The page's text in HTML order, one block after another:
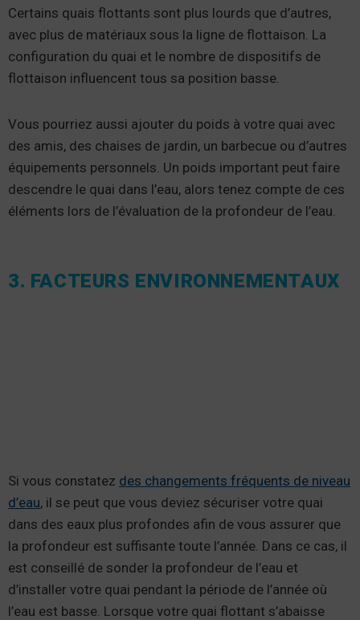
Certains quais flottants sont plus lourds que d’autres,
avec plus de matériaux sous la ligne de flottaison. La
configuration du quai et le nombre de dispositifs de
flottaison influencent tous sa position basse.
Vous pourriez aussi ajouter du poids à votre quai avec
des amis, des chaises de jardin, un barbecue ou d’autres
équipements personnels. Un poids important peut faire
descendre le quai dans l’eau, alors tenez compte de ces
éléments lors de l’évaluation de la profondeur de l’eau.
3. FACTEURS ENVIRONNEMENTAUX
Si vous constatez des changements fréquents de niveau
d’eau, il se peut que vous deviez sécuriser votre quai
dans des eaux plus profondes afin de vous assurer que
la profondeur est suffisante toute l’année. Dans ce cas, il
est conseillé de sonder la profondeur de l’eau et
d’installer votre quai pendant la période de l’année où
l’eau est basse. Lorsque votre quai flottant s’abaisse